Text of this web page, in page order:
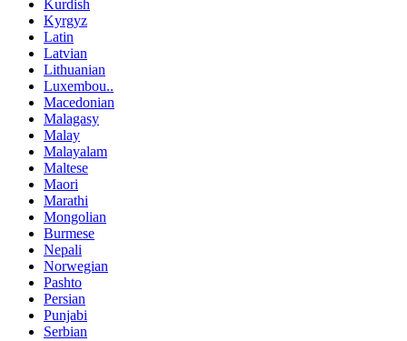
Kurdish
Kyrgyz
Latin
Latvian
Lithuanian
Luxembou..
Macedonian
Malagasy
Malay
Malayalam
Maltese
Maori
Marathi
Mongolian
Burmese
Nepali
Norwegian
Pashto
Persian
Punjabi
Serbian